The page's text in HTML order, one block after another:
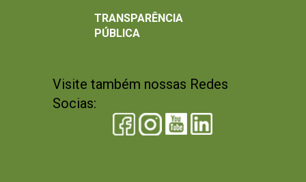
Visite também nossas Redes
Socias:
TRANSPARÊNCIA
PÚBLICA